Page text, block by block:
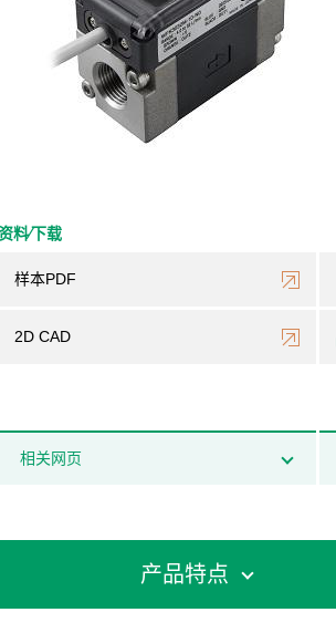
料⁄下载
样本PDF
2D CAD
相关网页
产品特点